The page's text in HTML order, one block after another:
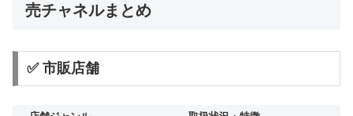
売チャネルまとめ
✅ 市販店舗